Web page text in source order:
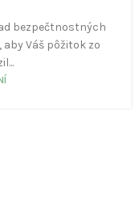
bezpečtnostných
Váš pôžitok zo